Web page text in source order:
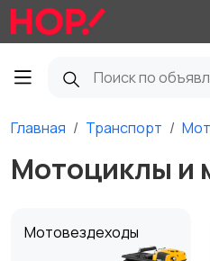
Главная Транспорт
Мотоциклы и
Мотовездеходы